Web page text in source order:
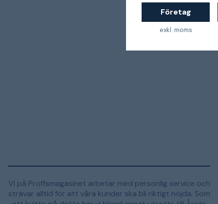
Företag
exkl. moms
Vi på Proffsmagasinet arbetar med personlig service och
strävar alltid för att våra kunder ska bli riktigt nöjda. Som